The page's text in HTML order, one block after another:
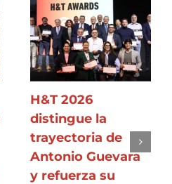
H&T 2026
distingue la
trayectoria de
Antonio Guevara
y refuerza su